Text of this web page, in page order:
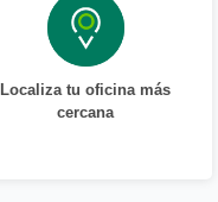
Localiza tu oficina más
cercana